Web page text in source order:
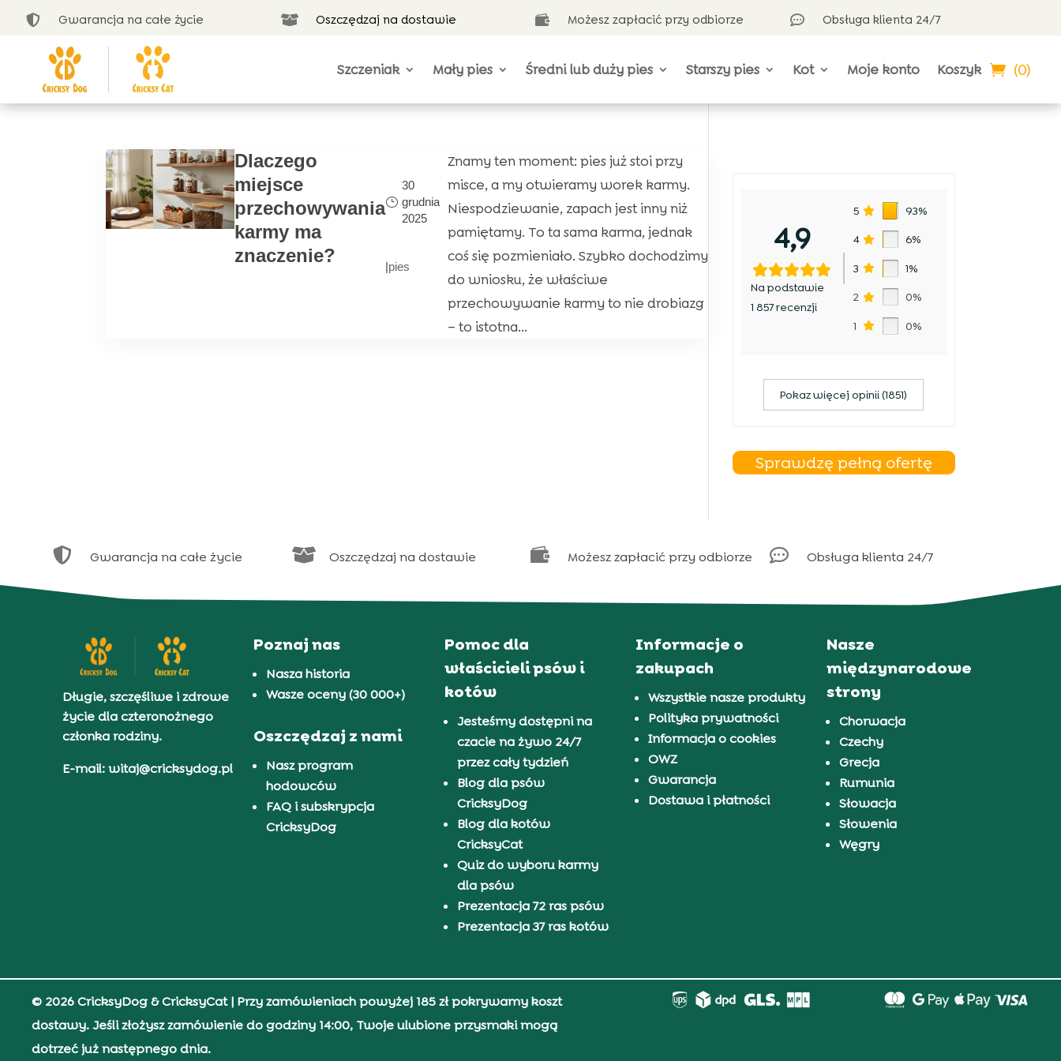
 Gwarancja na całe życie  Oszczędzaj na dostawie  Możesz zapłacić przy odbiorze  Obsługa klienta 24/7
Szczeniak Mały pies Średni lub duży pies Starszy pies Kot Moje konto Koszyk (0)
Dlaczego
miejsce
przechowywania
karmy ma
znaczenie?
30
grudnia
2025
|pies
Znamy ten moment: pies już stoi przy
misce, a my otwieramy worek karmy.
Niespodziewanie, zapach jest inny niż
pamiętamy. To ta sama karma, jednak
coś się pozmieniało. Szybko dochodzimy
do wniosku, że właściwe
przechowywanie karmy to nie drobiazg
– to istotna...
4,9
Na podstawie
1 857 recenzji
5 93%
4 6%
3 1%
2 0%
1 0%
Pokaz więcej opinii (1851)
Sprawdzę pełną ofertę
 Gwarancja na całe życie  Oszczędzaj na dostawie  Możesz zapłacić przy odbiorze  Obsługa klienta 24/7
Długie, szczęśliwe i zdrowe
życie dla czteronożnego
członka rodziny.
E-mail: witaj@cricksydog.pl
Poznaj nas
Nasza historia
Wasze oceny (30 000+)
Oszczędzaj z nami
Nasz program
hodowców
FAQ i subskrypcja
CricksyDog
Pomoc dla
właścicieli psów i
kotów
Jesteśmy dostępni na
czacie na żywo 24/7
przez cały tydzień
Blog dla psów
CricksyDog
Blog dla kotów
CricksyCat
Quiz do wyboru karmy
dla psów
Prezentacja 72 ras psów
Prezentacja 37 ras kotów
Informacje o
zakupach
Wszystkie nasze produkty
Polityka prywatności
Informacja o cookies
OWZ
Gwarancja
Dostawa i płatności
Nasze
międzynarodowe
strony
Chorwacja
Czechy
Grecja
Rumunia
Słowacja
Słowenia
Węgry
© 2026 CricksyDog & CricksyCat| Przy zamówieniach powyżej 185 zł pokrywamy koszt
dostawy. Jeśli złożysz zamówienie do godziny 14:00, Twoje ulubione przysmaki mogą
dotrzeć już następnego dnia.